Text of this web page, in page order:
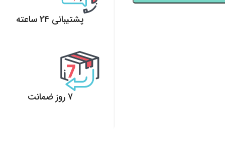
پشتیبانی 24 ساعته
7 روز ضمانت